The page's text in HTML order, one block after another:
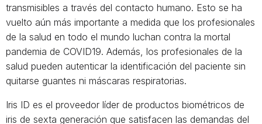
transmisibles a través del contacto humano. Esto se ha
vuelto aún más importante a medida que los profesionales
de la salud en todo el mundo luchan contra la mortal
pandemia de COVID19. Además, los profesionales de la
salud pueden autenticar la identificación del paciente sin
quitarse guantes ni máscaras respiratorias.
Iris ID es el proveedor líder de productos biométricos de
iris de sexta generación que satisfacen las demandas del